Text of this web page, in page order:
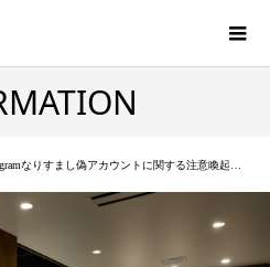
なりすまし偽アカウントに関する注意喚起のお知らせ